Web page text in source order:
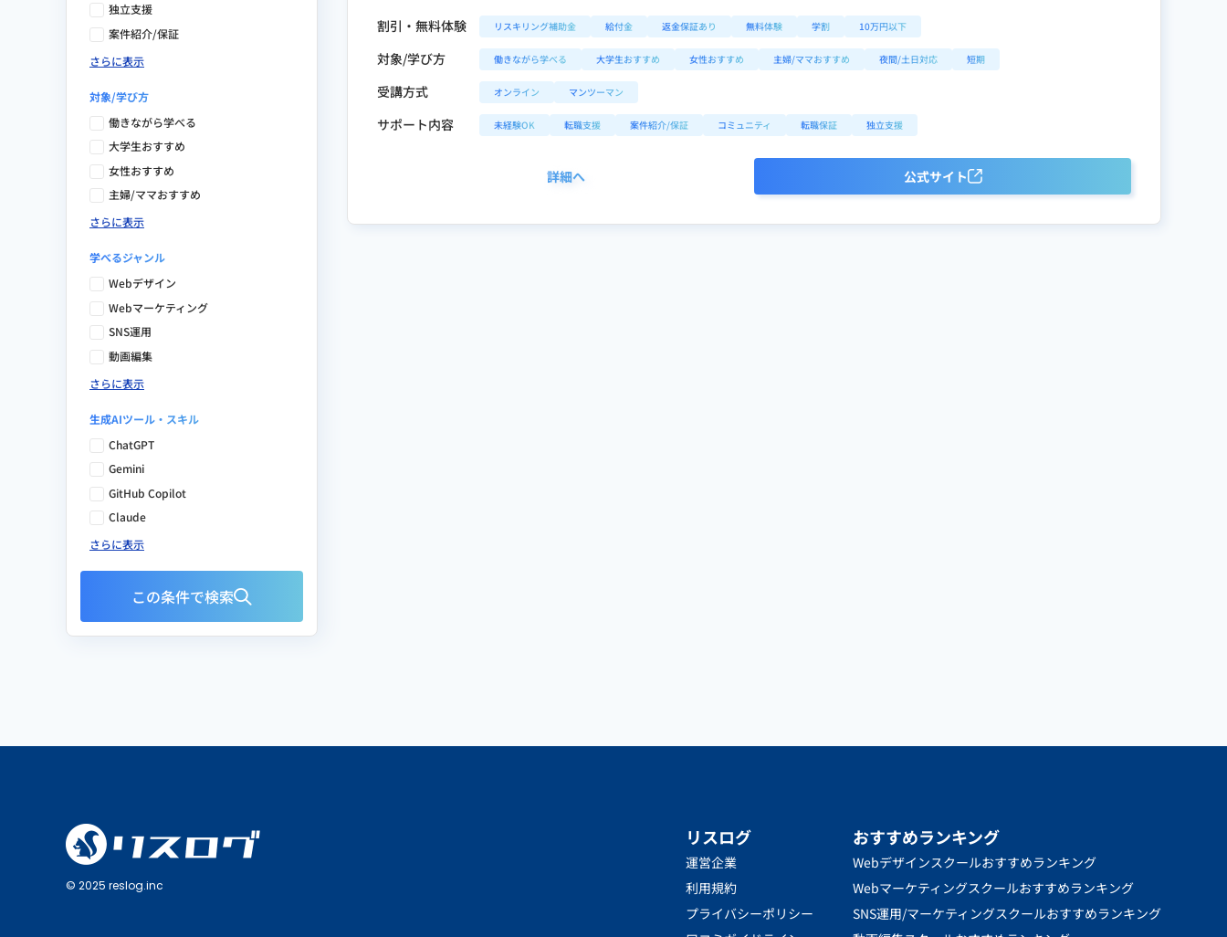
Web解析士（一般社団法人 ウェブ解析士協会）
独立支援
案件紹介/保証
さらに表示
対象/学び方
働きながら学べる
大学生おすすめ
女性おすすめ
主婦/ママおすすめ
さらに表示
学べるジャンル
Webデザイン
Webマーケティング
SNS運用
動画編集
さらに表示
生成AIツール・スキル
ChatGPT
Gemini
GitHub Copilot
Claude
さらに表示
この条件で検索
割引・無料体験 リスキリング補助金 給付金 返金保証あり 無料体験 学割 10万円以下
対象/学び方 働きながら学べる 大学生おすすめ 女性おすすめ 主婦/ママおすすめ 夜間/土日対応 短期
受講方式 オンライン マンツーマン
サポート内容 未経験OK 転職支援 案件紹介/保証 コミュニティ 転職保証 独立支援
詳細へ 公式サイト
© 2025 reslog.inc
リスログ
運営企業
利用規約
プライバシーポリシー
おすすめランキング
Webデザインスクールおすすめランキング
Webマーケティングスクールおすすめランキング
SNS運用/マーケティングスクールおすすめランキング